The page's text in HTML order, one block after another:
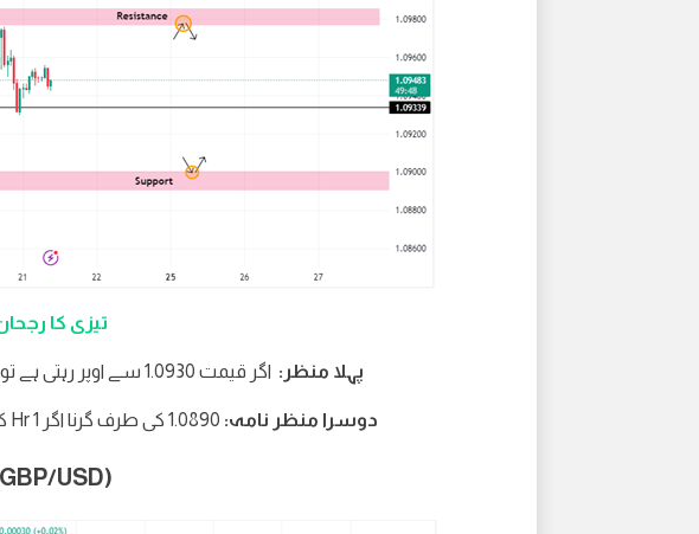
تیزی کا
پہلا منظر: اگر قیمت 1.0930 سے اوپر رہتی ہے تو 1.0980 کی سطح کی طرف اضافہ
دوسرا منظر نامہ: 1.0890 کی طرف گرنا اگر 1 Hr کینڈل 1.0930 سے نیچے بند ہو جاتی ہے
(GBP/USD)